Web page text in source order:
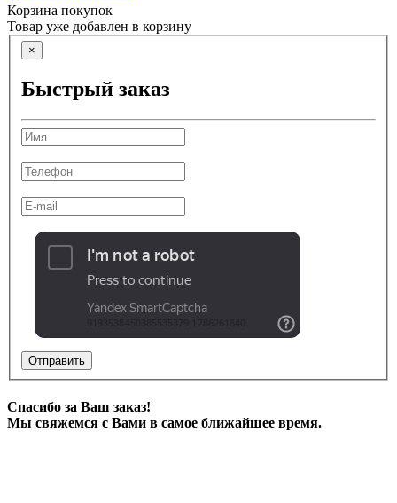
Корзина покупок
Товар уже добавлен в корзину
×
Быстрый заказ
Отправить
Спасибо за Ваш заказ!
Мы свяжемся с Вами в самое ближайшее время.